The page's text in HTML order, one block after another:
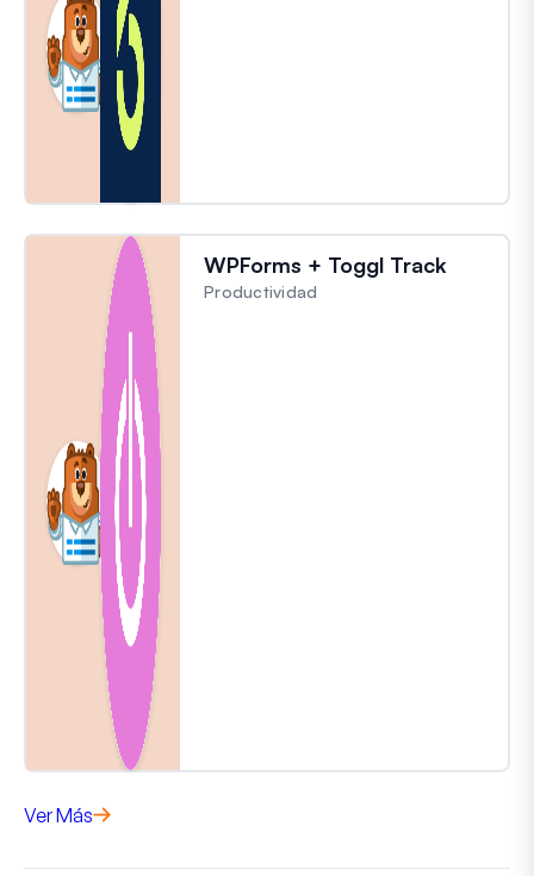
WPForms + Toggl Track
Productividad
Ver Más